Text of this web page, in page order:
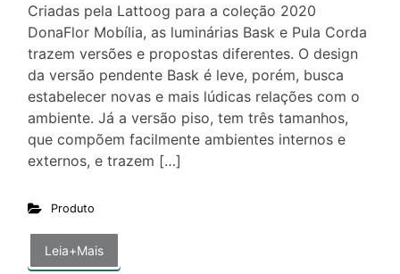
Criadas pela Lattoog para a coleção 2020
DonaFlor Mobília, as luminárias Bask e Pula Corda
trazem versões e propostas diferentes. O design
da versão pendente Bask é leve, porém, busca
estabelecer novas e mais lúdicas relações com o
ambiente. Já a versão piso, tem três tamanhos,
que compõem facilmente ambientes internos e
externos, e trazem […]
Produto
Leia+Mais